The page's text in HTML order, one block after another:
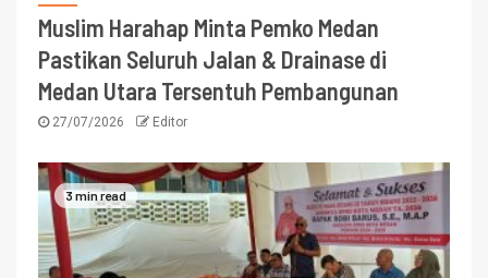
Muslim Harahap Minta Pemko Medan
Pastikan Seluruh Jalan & Drainase di
Medan Utara Tersentuh Pembangunan
27/07/2026 Editor
3 min read